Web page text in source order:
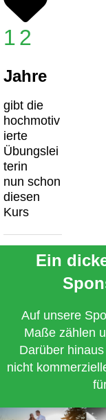
12
Jahre
gibt die
hochmotiv
ierte
Übungslei
terin
nun schon
diesen
Kurs
Ein
Auf unsere
Maße zählen
Darüber
nicht